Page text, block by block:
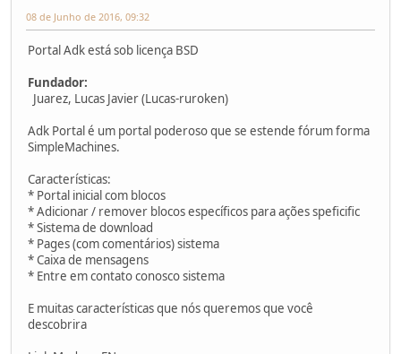
08 de Junho de 2016, 09:32
Portal Adk está sob licença BSD
Fundador:
Juarez, Lucas Javier (Lucas-ruroken)
Adk Portal é um portal poderoso que se estende fórum forma
SimpleMachines.
Características:
* Portal inicial com blocos
* Adicionar / remover blocos específicos para ações speficific
* Sistema de download
* Pages (com comentários) sistema
* Caixa de mensagens
* Entre em contato conosco sistema
E muitas características que nós queremos que você
descobrira